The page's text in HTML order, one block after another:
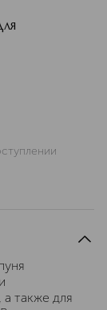
также для